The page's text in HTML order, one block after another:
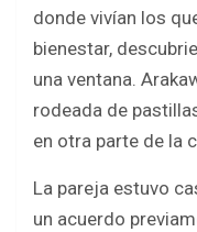
donde vivían los
bienestar,
una ventana.
rodeada de
en otra parte de la
La pareja estuvo
un acuerdo